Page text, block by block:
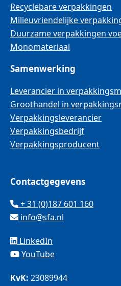
Recyclebare verpakkingen
Milieuvriendelijke
Duurzame verpakkingen
Monomateriaal
Samenwerking
Leverancier in
Groothandel in
Verpakkingsleverancier
Verpakkingsbedrijf
Verpakkingsproducent
Contactgegevens
+ 31 (0)187 601 160
info@sfa.nl
LinkedIn
YouTube
KvK: 23089944